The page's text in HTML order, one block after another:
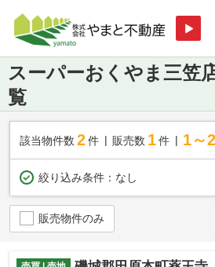
スーパーおくやま三笠
覧
該当物件数 2件 販売数 1 件 1～2
絞り込み条件： なし
販売物件のみ